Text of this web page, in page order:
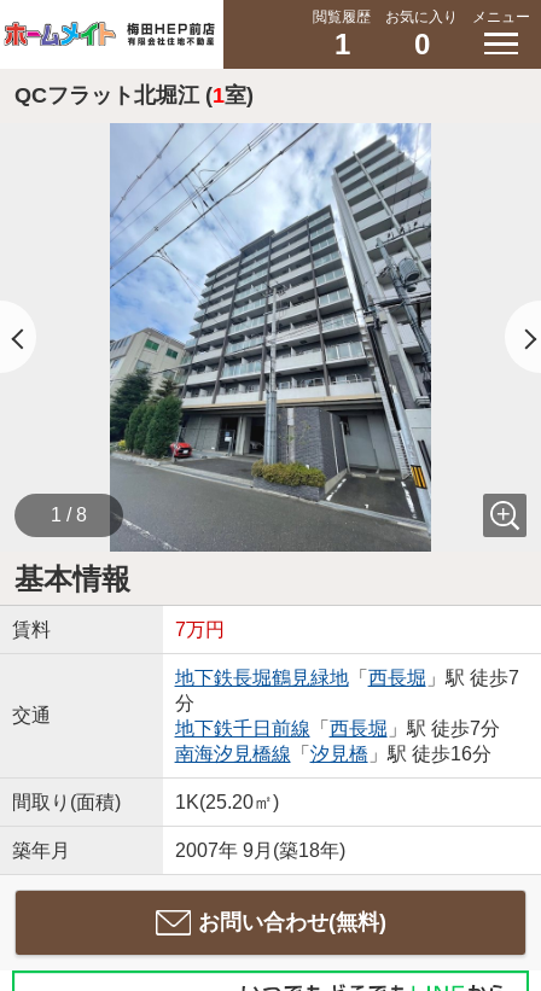
閲覧履歴
1
お気に入り
0
メニュー
QCフラット北堀江 (1室)
1 / 8
基本情報
賃料 7万円
交通
地下鉄長堀鶴見緑地「 西長堀 」駅 徒歩7
分
地下鉄千日前線 「 西長堀 」駅 徒歩7分
南海汐見橋線 「 汐見橋 」駅 徒歩16分
間取り(面積) 1K(25.20㎡)
築年月 2007年 9月(築18年)
お問い合わせ(無料)